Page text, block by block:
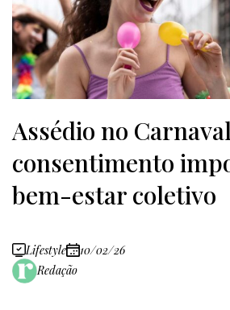
Assédio no
consentimento
bem-estar coletivo
Lifestyle
10/02/26
Redação